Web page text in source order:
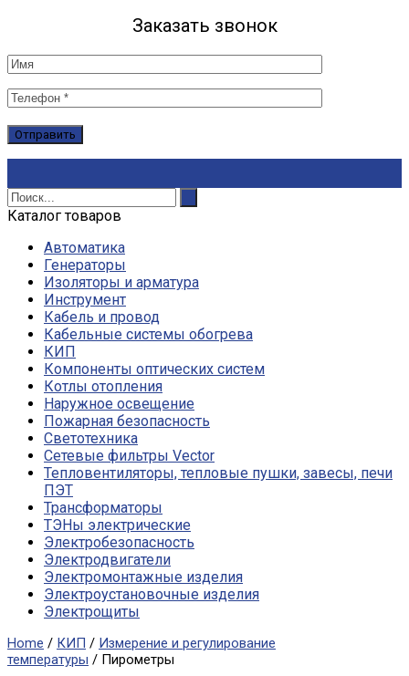
Заказать звонок
Каталог товаров
Автоматика
Генераторы
Изоляторы и арматура
Инструмент
Кабель и провод
Кабельные системы обогрева
КИП
Компоненты оптических систем
Котлы отопления
Наружное освещение
Пожарная безопасность
Светотехника
Сетевые фильтры Vector
Тепловентиляторы, тепловые пушки, завесы, печи
ПЭТ
Трансформаторы
ТЭНы электрические
Электробезопасность
Электродвигатели
Электромонтажные изделия
Электроустановочные изделия
Электрощиты
Home / КИП / Измерение и регулирование
температуры / Пирометры